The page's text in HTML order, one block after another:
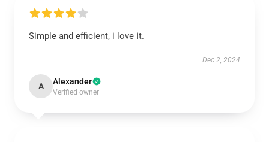
Simple and efficient, i love it.
Dec 2, 2024
A Alexander
Verified owner